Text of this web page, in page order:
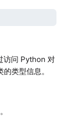
访问 Python 对
类型信息。